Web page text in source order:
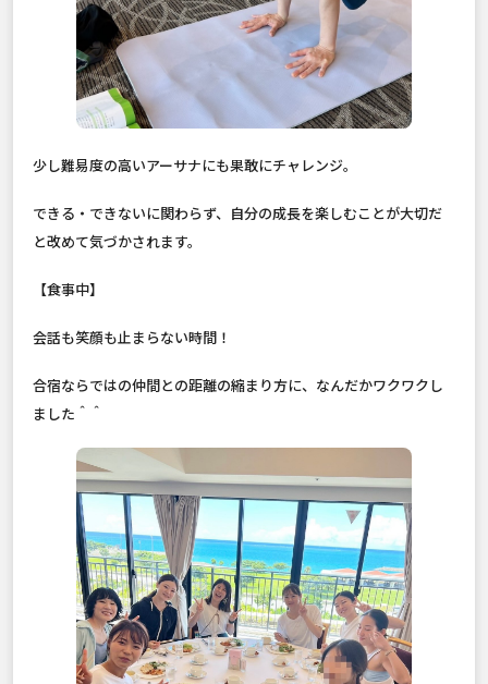
少し難易度の高いアーサナにも果敢にチャレンジ。
できる・できないに関わらず、自分の成長を楽しむことが大切だ
と改めて気づかされます。
【食事中】
会話も笑顔も止まらない時間！
合宿ならではの仲間との距離の縮まり方に、なんだかワクワクし
ました＾＾